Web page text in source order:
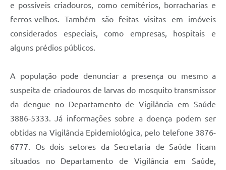
e possíveis criadouros, como cemitérios, borracharias e
ferros-velhos. Também são feitas visitas em imóveis
considerados especiais, como empresas, hospitais e
alguns prédios públicos.
A população pode denunciar a presença ou mesmo a
suspeita de criadouros de larvas do mosquito transmissor
da dengue no Departamento de Vigilância em Saúde
3886-5333. Já informações sobre a doença podem ser
obtidas na Vigilância Epidemiológica, pelo telefone 3876-
6777. Os dois setores da Secretaria de Saúde ficam
situados no Departamento de Vigilância em Saúde,